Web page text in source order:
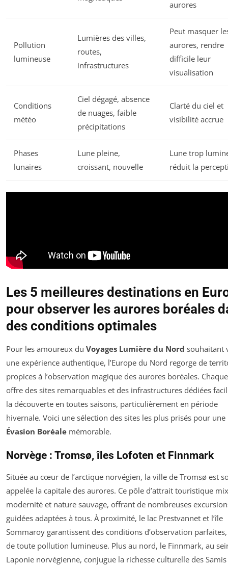
aurores
Pollution
lumineuse
Lumières des villes,
routes,
infrastructures
Peut masquer
aurores, rendre
difficile leur
visualisation
Conditions
météo
Ciel dégagé, absence
de nuages, faible
précipitations
Clarté du ciel et
visibilité accrue
Phases
lunaires
Lune pleine,
croissant, nouvelle
Lune trop
réduit la
Les 5 meilleures destinations en
pour observer les aurores boréales
des conditions optimales
Pour les amoureux du Voyages Lumière du Nord souhaitant
une expérience authentique, l’Europe du Nord regorge de
propices à l’observation magique des aurores boréales.
offre des sites remarquables et des infrastructures dédiées
la découverte en toutes saisons, particulièrement en période
hivernale. Voici une sélection des sites les plus prisés pour une
Évasion Boréale mémorable.
Norvège : Tromsø, îles Lofoten et Finnmark
Située au cœur de l’arctique norvégien, la ville de Tromsø est
appelée la capitale des aurores. Ce pôle d’attrait touristique
modernité et nature sauvage, offrant de nombreuses
guidées adaptées à tous. À proximité, le lac Prestvannet et l’île
Sommaroy garantissent des conditions d’observation
de toute pollution lumineuse. Plus au nord, le Finnmark, au
Laponie norvégienne, conjugue la richesse culturelle des Samis